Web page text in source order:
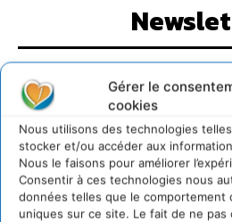
Gérer le
cookies
Nous utilisons des technologies
stocker et/ou accéder aux
Nous le faisons pour améliorer
Consentir à ces technologies nous
données telles que le comportement
uniques sur ce site. Le fait de ne
JE M'ABONNE